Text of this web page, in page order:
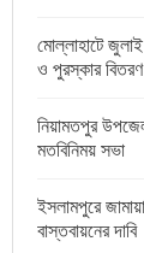
মোল্লাহাটে
ও পুরস্কার বিতরণ
নিয়ামতপুর
মতবিনিময় সভা
ইসলামপুরে
বাস্তবায়নের দাবি